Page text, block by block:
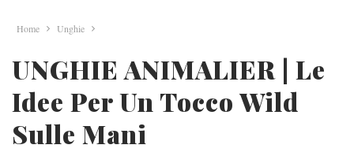
Home Unghie
UNGHIE ANIMALIER | Le
Idee Per Un Tocco Wild
Sulle Mani